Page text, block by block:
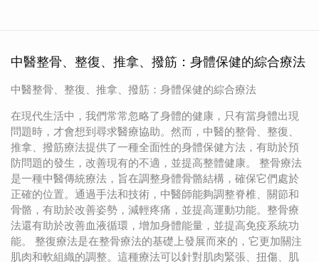
中醫整骨、整復、推拿、撥筋：身體保健的綜合療法
中醫整骨、整復、推拿、撥筋：身體保健的綜合療法
在現代生活中，我們常常忽略了身體的健康，只有當身體出現
問題時，才會想到尋求醫療協助。然而，中醫的整骨、整復、
推拿、撥筋療法提供了一種全面性的身體保健方法，有助於預
防問題的發生，改善現有的不適，並提高整體健康。 整骨療法
是一種中醫傳統療法，旨在調整身體骨骼結構，確保它們處於
正確的位置。通過手法和技術，中醫師能夠調整脊椎、關節和
骨骼，有助於改善姿勢，減輕疼痛，並提高運動功能。整骨療
法還有助於改善血液循環，增加身體能量，並提高免疫系統功
能。 整復療法是在整骨療法的基礎上發展而來的，它更加關注
肌肉和軟組織的調整。這種療法可以針對肌肉緊張、扭傷、肌